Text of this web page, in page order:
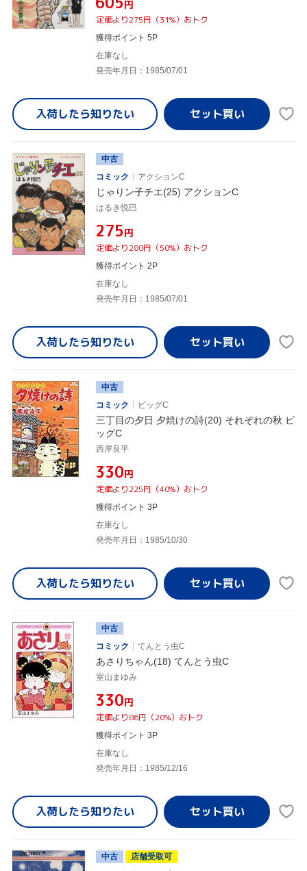
円
定価より275円（31%）おトク
獲得ポイント 5P
在庫なし
発売年月日：1985/07/01
入荷したら知りたい
中古
コミック
アクションC
じゃりン子チエ(25) アクションC
はるき悦巳
¥275円
定価より280円（50%）おトク
獲得ポイント 2P
在庫なし
発売年月日：1985/07/01
入荷したら知りたい
中古
コミック
ビッグC
三丁目の夕日 夕焼けの詩(20) それぞれの秋 ビ
ッグC
西岸良平
¥330円
定価より225円（40%）おトク
獲得ポイント 3P
在庫なし
発売年月日：1985/10/30
入荷したら知りたい
中古
コミック
てんとう虫C
あさりちゃん(18) てんとう虫C
室山まゆみ
¥330円
定価より86円（20%）おトク
獲得ポイント 3P
在庫なし
発売年月日：1985/12/16
入荷したら知りたい
中古
店舗受取可